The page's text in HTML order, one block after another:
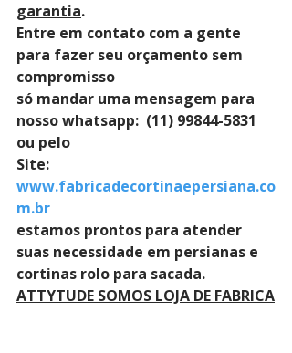
garantia.
Entre em contato com a gente
para fazer seu orçamento sem
compromisso
só mandar uma mensagem para
nosso whatsapp:  (11) 99844-5831
ou pelo
Site:
www.fabricadecortinaepersiana.co
m.br
estamos prontos para atender
suas necessidade em persianas e
cortinas rolo para sacada.
ATTYTUDE SOMOS LOJA DE FABRICA